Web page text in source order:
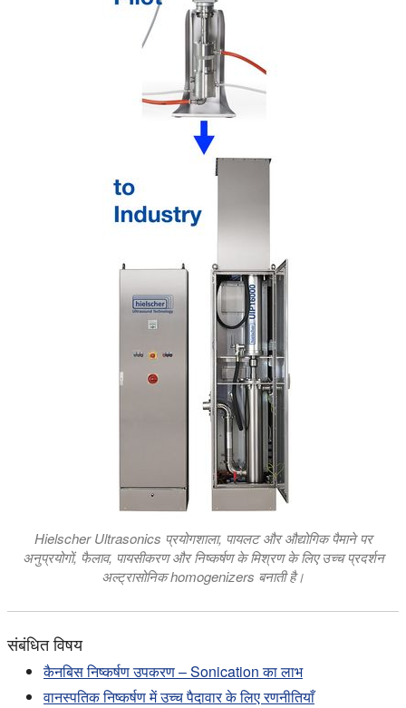
Hielscher Ultrasonics प्रयोगशाला, पायलट और औद्योगिक पैमाने पर
अनुप्रयोगों, फैलाव, पायसीकरण और निष्कर्षण के मिश्रण के लिए उच्च प्रदर्शन
अल्ट्रासोनिक homogenizers बनाती है।
संबंधित विषय
कैनबिस निष्कर्षण उपकरण – Sonication का लाभ
वानस्पतिक निष्कर्षण में उच्च पैदावार के लिए रणनीतियाँ